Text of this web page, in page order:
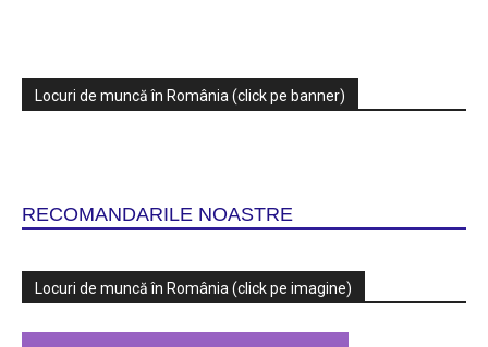
Locuri de muncă în România (click pe banner)
RECOMANDARILE NOASTRE
Locuri de muncă în România (click pe imagine)